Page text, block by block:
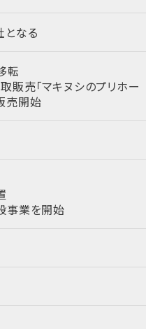
となる
転
販売「マキヌシのプリホー
売開始
事業を開始